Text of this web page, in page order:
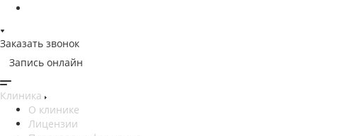
Заказать звонок
Запись онлайн
Клиника
О клинике
Лицензии